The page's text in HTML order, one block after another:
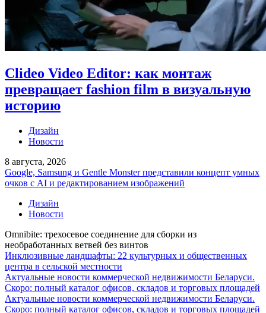
Clideo Video Editor: как монтаж
превращает fashion film в визуальную
историю
Дизайн
Новости
8 августа, 2026
Google, Samsung и Gentle Monster представили концепт умных
очков с AI и редактированием изображений
Дизайн
Новости
Omnibite: трехосевое соединение для сборки из
необработанных ветвей без винтов
Инклюзивные ландшафты: 22 культурных и общественных
центра в сельской местности
Актуальные новости коммерческой недвижимости Беларуси.
Скоро: полный каталог офисов, складов и торговых площадей
Актуальные новости коммерческой недвижимости Беларуси.
Скоро: полный каталог офисов, складов и торговых площадей